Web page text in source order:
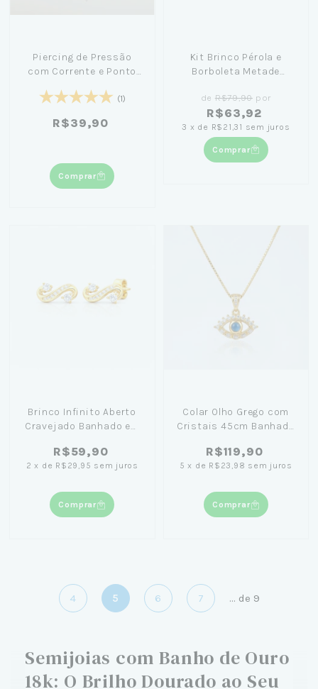
Piercing de Pressão
com Corrente e Ponto
Banhado Ouro 18k
(1)
R$39,90
Comprar
Kit Brinco Pérola e
Borboleta Metade
Ouro 18K
de R$79,90 por
R$63,92
3 x de R$21,31 sem juros
Comprar
Brinco Infinito Aberto
Cravejado Banhado em
R$59,90
2 x de R$29,95 sem juros
Comprar
Colar Olho Grego com
Cristais 45cm Banhado
R$119,90
5 x de R$23,98 sem juros
Comprar
4 5 6 7 ... de 9
Semijoias com Banho de Ouro
18k: O Brilho Dourado ao Seu